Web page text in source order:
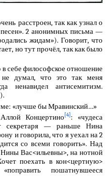
расстроен, так как узнал о
2 анонимных письма —
жидам»). Говорит, что
но тут прочёл, так как было
себе философское отношение
думал, что это так меня
ненавидел антисемитизм.
«лучше бы Мравинский…»
Концертино [4] : «чудеса
секретаря — раньше Нина
и говорила, что я уехал на 2
со всеми говорить». Над
Вас<ильевны>, на нотной
поехать в кон<цертную>
пошатнувшееся